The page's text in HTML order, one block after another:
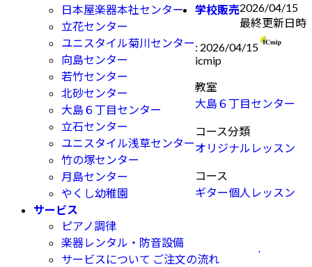
日本屋楽器本社センター
立花センター
ユニスタイル菊川センター
向島センター
若竹センター
北砂センター
大島６丁目センター
立石センター
ユニスタイル浅草センター
竹の塚センター
月島センター
やくし幼稚園
学校販売
サービス
ピアノ調律
楽器レンタル・防音設備
サービスについて ご注文の流れ
2026/04/15
最終更新日時
: 2026/04/15
icmip
教室
大島６丁目センター
コース分類
オリジナルレッスン
コース
ギター個人レッスン
.